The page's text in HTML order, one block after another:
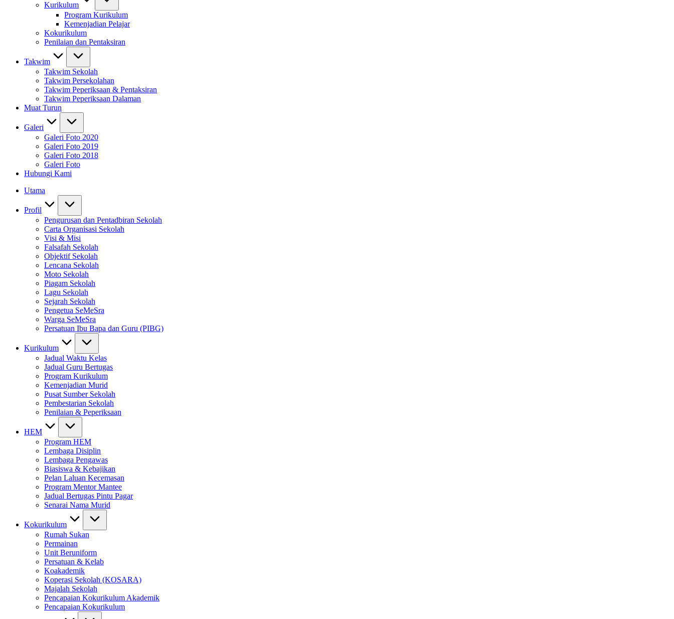
Kurikulum
Program Kurikulum
Kemenjadian Pelajar
Kokurikulum
Penilaian dan Pentaksiran
Takwim
Takwim Sekolah
Takwim Persekolahan
Takwim Peperiksaan & Pentaksiran
Takwim Peperiksaan Dalaman
Muat Turun
Galeri
Galeri Foto 2020
Galeri Foto 2019
Galeri Foto 2018
Galeri Foto
Hubungi Kami
Utama
Profil
Pengurusan dan Pentadbiran Sekolah
Carta Organisasi Sekolah
Visi & Misi
Falsafah Sekolah
Objektif Sekolah
Lencana Sekolah
Moto Sekolah
Piagam Sekolah
Lagu Sekolah
Sejarah Sekolah
Pengetua SeMeSra
Warga SeMeSra
Persatuan Ibu Bapa dan Guru (PIBG)
Kurikulum
Jadual Waktu Kelas
Jadual Guru Bertugas
Program Kurikulum
Kemenjadian Murid
Pusat Sumber Sekolah
Pembestarian Sekolah
Penilaian & Peperiksaan
HEM
Program HEM
Lembaga Disiplin
Lembaga Pengawas
Biasiswa & Kebajikan
Pelan Laluan Kecemasan
Program Mentor Mantee
Jadual Bertugas Pintu Pagar
Senarai Nama Murid
Kokurikulum
Rumah Sukan
Permainan
Unit Beruniform
Persatuan & Kelab
Koakademik
Koperasi Sekolah (KOSARA)
Majalah Sekolah
Pencapaian Kokurikulum Akademik
Pencapaian Kokurikulum